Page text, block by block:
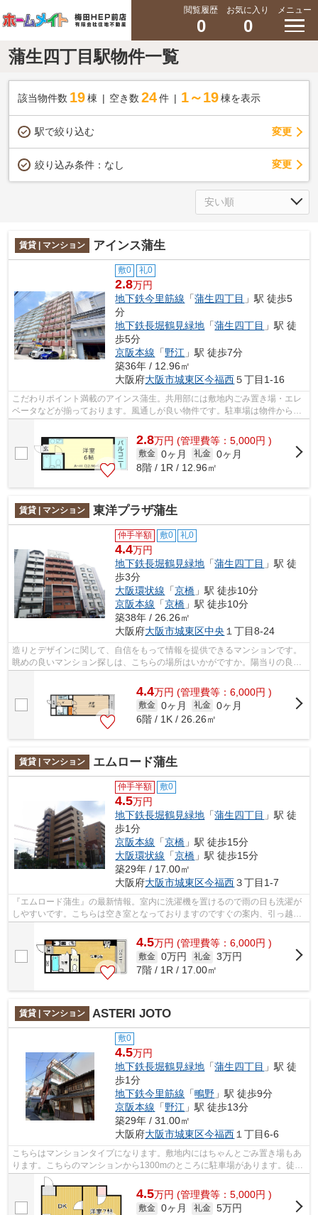
閲覧履歴
0
お気に入り
0
メニュー
蒲生四丁目駅物件一覧
該当物件数 19棟 空き数 24 件 1～19 棟を表示
駅で絞り込む 変更
絞り込み条件： なし 変更
賃貸 | マンション アインス蒲生
敷0 礼0
2.8万円
地下鉄今里筋線 「蒲生四丁目 」駅 徒歩5
分
地下鉄長堀鶴見緑地 「蒲生四丁目 」駅 徒
歩5分
京阪本線 「野江 」駅 徒歩7分
築36年 / 12.96㎡
大阪府大阪市城東区今福西５丁目1-16
こだわりポイント満載のアインス蒲生。共用部には敷地内ごみ置き場・エレ
ベータなどが揃っております。風通しが良い物件です。駐車場は物件から約
2.8万円 (管理費等：5,000円 )
敷金 0ヶ月 礼金 0ヶ月
8階 / 1R / 12.96㎡
賃貸 | マンション 東洋プラザ蒲生
仲手半額 敷0 礼0
4.4万円
地下鉄長堀鶴見緑地 「蒲生四丁目 」駅 徒
歩3分
大阪環状線 「京橋 」駅 徒歩10分
京阪本線 「京橋 」駅 徒歩10分
築38年 / 26.26㎡
大阪府大阪市城東区中央 １丁目8-24
造りとデザインに関して、自信をもって情報を提供できるマンションです。
眺めの良いマンション探しは、こちらの場所はいかがですか。陽当りの良い
4.4万円 (管理費等：6,000円 )
敷金 0ヶ月 礼金 0ヶ月
6階 / 1K / 26.26㎡
賃貸 | マンション エムロード蒲生
仲手半額 敷0
4.5万円
地下鉄長堀鶴見緑地 「蒲生四丁目 」駅 徒
歩1分
京阪本線 「京橋 」駅 徒歩15分
大阪環状線 「京橋 」駅 徒歩15分
築29年 / 17.00㎡
大阪府大阪市城東区今福西３丁目1-7
『エムロード蒲生』の最新情報。室内に洗濯機を置けるので雨の日も洗濯が
しやすいです。こちらは空き室となっておりますのですぐの案内、引っ越し
も可能です。当社が自信をもっておス...
4.5万円 (管理費等：6,000円 )
敷金 0万円 礼金 3万円
7階 / 1R / 17.00㎡
賃貸 | マンション ASTERI JOTO
敷0
4.5万円
地下鉄長堀鶴見緑地 「蒲生四丁目 」駅 徒
歩1分
地下鉄今里筋線 「鴫野 」駅 徒歩9分
京阪本線 「野江 」駅 徒歩13分
築29年 / 31.00㎡
大阪府大阪市城東区今福西 １丁目6-6
こちらはマンションタイプになります。敷地内にはちゃんとごみ置き場もあ
ります。こちらのマンションから1300mのところに駐車場があります。徒歩
1分で駅にアクセスできる物件です。地...
4.5万円 (管理費等：5,000円 )
敷金 0ヶ月 礼金 5万円